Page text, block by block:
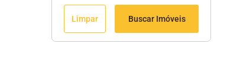
Limpar Buscar Imóveis